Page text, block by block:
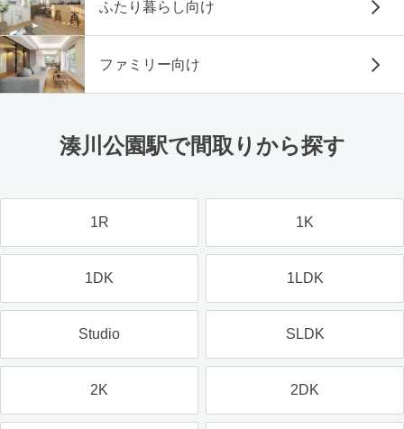
ふたり暮らし向け
ファミリー向け
湊川公園駅で間取りから探す
1R 1K
1DK 1LDK
Studio SLDK
2K 2DK